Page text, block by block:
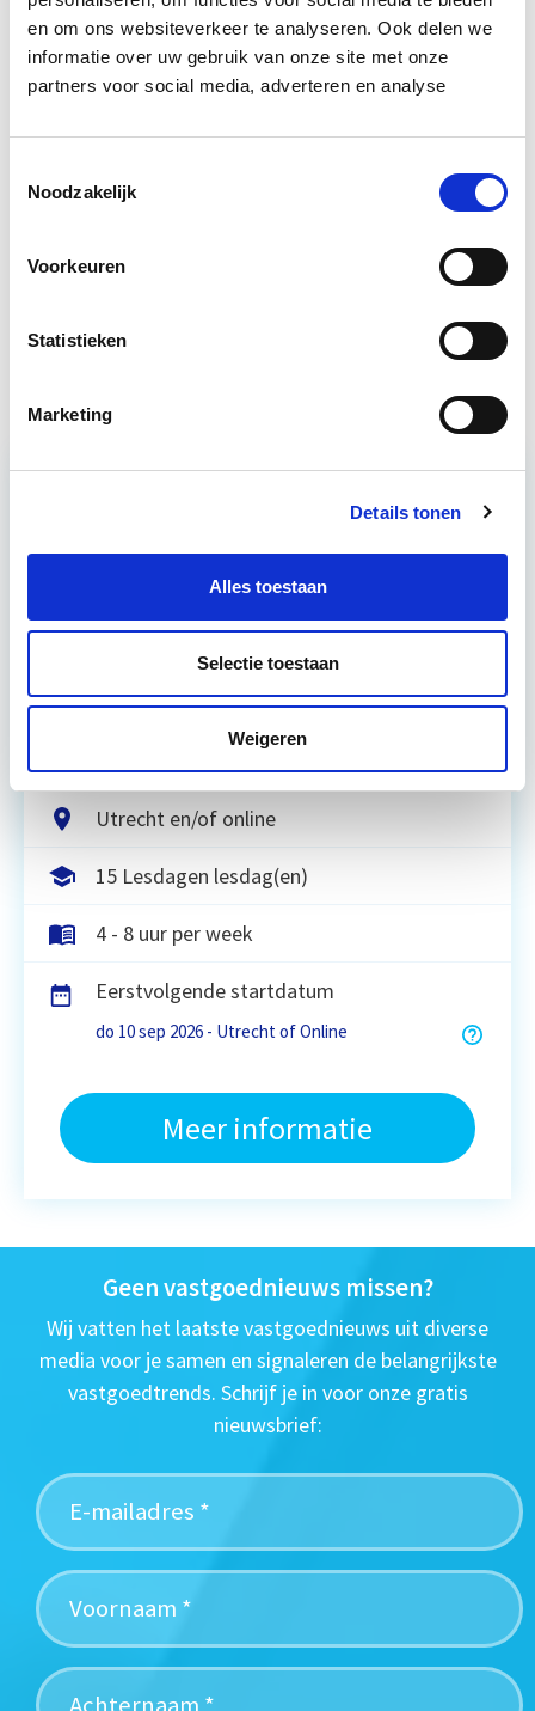
en om ons websiteverkeer te analyseren. Ook delen we
informatie over uw gebruik van onze site met onze
partners voor social media, adverteren en analyse
Noodzakelijk
Voorkeuren
Statistieken
Marketing
Details tonen
Alles toestaan
Selectie toestaan
Weigeren
Boeiend verhaal? Duik dan eens
in deze opleidingen:
Projectontwikkeling
Vastgoedmanagement Start ma 14 sep
Vastgoedfinanciering Start do 19 nov
Relevant bij dit artikel
Projectontwikkeling
vastgoedprojecten te realiseren en/of te
verbeteren. De belangrijkste trends in vastgoed
komen voorbij, waarbij de…
Utrecht en/of online
15 Lesdagen lesdag(en)
4 - 8 uur per week
Eerstvolgende startdatum
do 10 sep 2026 - Utrecht of Online
Meer informatie
Geen vastgoednieuws missen?
Wij vatten het laatste vastgoednieuws uit diverse
media voor je samen en signaleren de belangrijkste
vastgoedtrends. Schrijf je in voor onze gratis
nieuwsbrief: